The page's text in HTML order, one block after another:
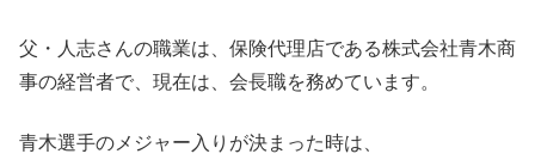
父・人志さんの職業は、保険代理店である株式会社青木商
事の経営者で、現在は、会長職を務めています。
青木選手のメジャー入りが決まった時は、